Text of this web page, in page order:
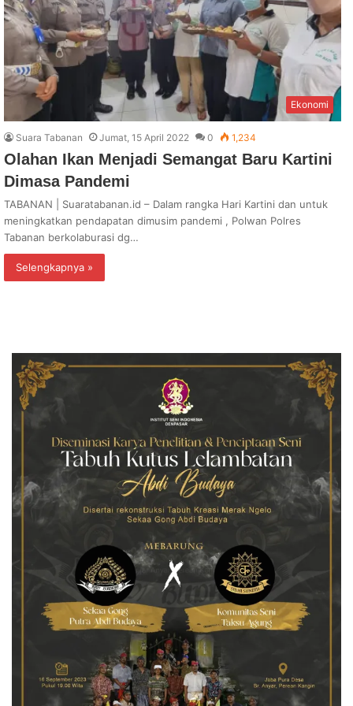
Ekonomi
Suara Tabanan Jumat, 15 April 2022 0 1,234
Olahan Ikan Menjadi Semangat Baru Kartini
Dimasa Pandemi
TABANAN | Suaratabanan.id – Dalam rangka Hari Kartini dan untuk
meningkatkan pendapatan dimusim pandemi , Polwan Polres
Tabanan berkolaburasi dg…
Selengkapnya »